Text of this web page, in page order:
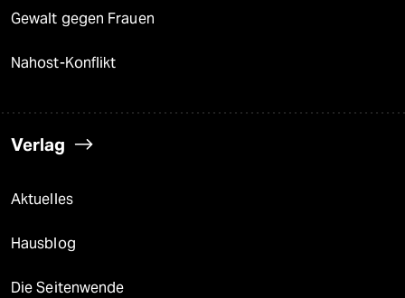
Gewalt gegen Frauen
Nahost-Konflikt
Verlag
Aktuelles
Hausblog
Die Seitenwende